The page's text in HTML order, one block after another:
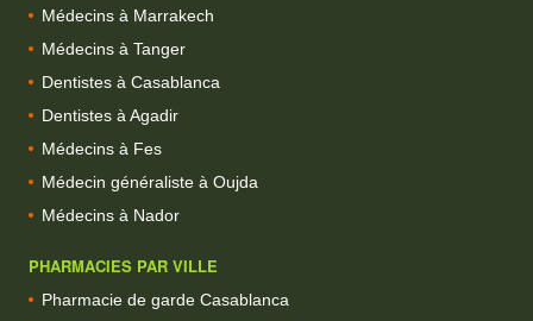
Médecins à Marrakech
Médecins à Tanger
Dentistes à Casablanca
Dentistes à Agadir
Médecins à Fes
Médecin généraliste à Oujda
Médecins à Nador
PHARMACIES PAR VILLE
Pharmacie de garde Casablanca